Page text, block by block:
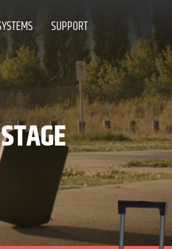
SUPPORT